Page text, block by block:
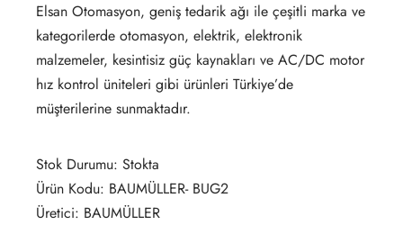
Elsan Otomasyon, geniş tedarik ağı ile çeşitli marka ve
kategorilerde otomasyon, elektrik, elektronik
malzemeler, kesintisiz güç kaynakları ve AC/DC motor
hız kontrol üniteleri gibi ürünleri Türkiye’de
müşterilerine sunmaktadır.
Stok Durumu: Stokta
Ürün Kodu: BAUMÜLLER- BUG2
Üretici: BAUMÜLLER